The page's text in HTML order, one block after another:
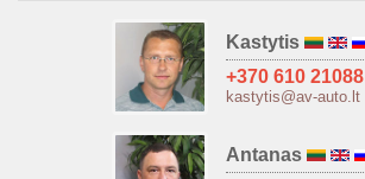
Kastytis
+370 610 21088
kastytis@av-auto.lt
Antanas